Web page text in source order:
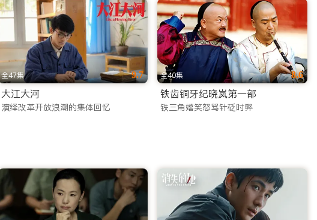
全47集 9.7
大江大河
演绎改革开放浪潮的集体回忆
全40集 8.6
铁齿铜牙纪晓岚第一部
铁三角嬉笑怒骂针砭时弊